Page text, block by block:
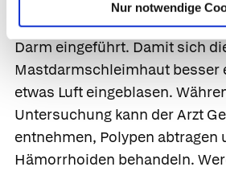
Nur notwendige
bestrichene Rektoskop wird
Darm eingeführt. Damit sich
Mastdarmschleimhaut besser
etwas Luft eingeblasen.
Untersuchung kann der Arzt
entnehmen, Polypen abtragen
Hämorrhoiden behandeln.